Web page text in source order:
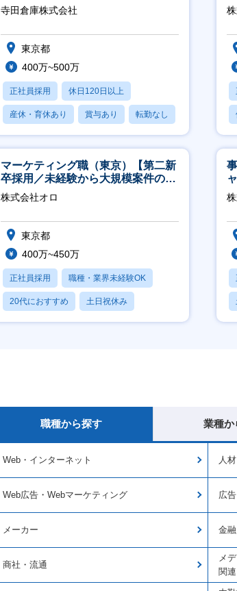
※アート領域未経験可
寺田倉庫株式会社
東京都
400万~500万
正社員採用 休日120日以上
産休・育休あり 賞与あり 転勤なし
マーケティング職（東京）【第二新
卒採用／未経験から大規模案件のマ
ーケティングが経験できる／研修充
実】
株式会社オロ
東京都
400万~450万
正社員採用 職種・業界未経験OK
20代におすすめ 土日祝休み
休日120日以上
職種から探す 業種か
Web・インターネット 人
Web広告・Webマーケティング 広
メーカー 金
商社・流通
メ
関連